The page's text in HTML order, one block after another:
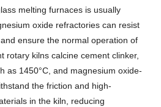
melting furnaces is usually
oxide refractories can resist
ensure the normal operation of
rotary kilns calcine cement clinker,
as 1450°C, and magnesium oxide-
the friction and high-
in the kiln
reducing